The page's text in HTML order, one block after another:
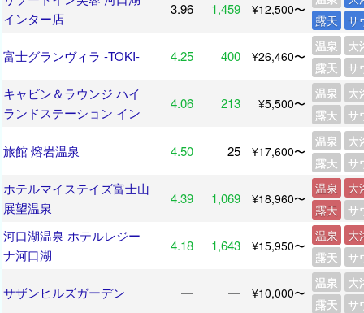
インター店
3.96 1,459 ¥12,500〜
露天
サ
富士グランヴィラ -TOKI- 4.25 400 ¥26,460〜
温泉
大
露天
サ
キャビン＆ラウンジ ハイ
ランドステーション イン
4.06 213 ¥5,500〜
温泉
大
露天
サ
旅館 熔岩温泉 4.50 25 ¥17,600〜
温泉
大
露天
サ
ホテルマイステイズ富士山
展望温泉
4.39 1,069 ¥18,960〜
温泉
大
露天
サ
河口湖温泉 ホテルレジー
ナ河口湖
4.18 1,643 ¥15,950〜
温泉
大
露天
サ
サザンヒルズガーデン ― ― ¥10,000〜
温泉
大
露天
サ